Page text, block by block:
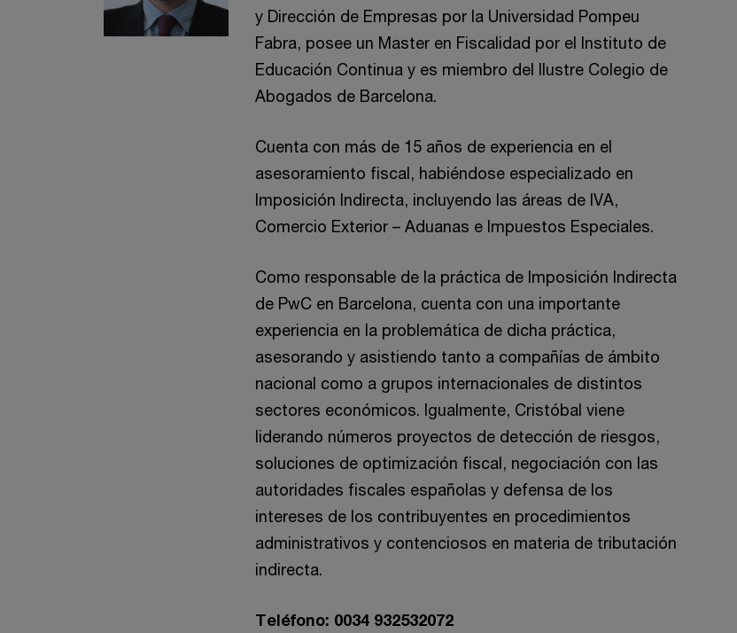
y Dirección de Empresas por la Universidad Pompeu
Fabra, posee un Master en Fiscalidad por el Instituto de
Educación Continua y es miembro del Ilustre Colegio de
Abogados de Barcelona.
Cuenta con más de 15 años de experiencia en el
asesoramiento fiscal, habiéndose especializado en
Imposición Indirecta, incluyendo las áreas de IVA,
Comercio Exterior – Aduanas e Impuestos Especiales.
Como responsable de la práctica de Imposición Indirecta
de PwC en Barcelona, cuenta con una importante
experiencia en la problemática de dicha práctica,
asesorando y asistiendo tanto a compañías de ámbito
nacional como a grupos internacionales de distintos
sectores económicos. Igualmente, Cristóbal viene
liderando números proyectos de detección de riesgos,
soluciones de optimización fiscal, negociación con las
autoridades fiscales españolas y defensa de los
intereses de los contribuyentes en procedimientos
administrativos y contenciosos en materia de tributación
indirecta.
Teléfono: 0034 932532072